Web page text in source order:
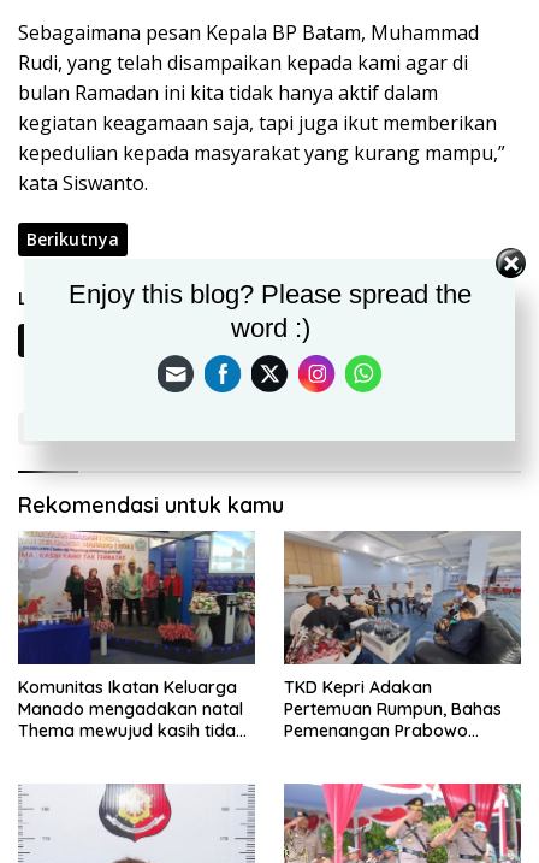
Sebagaimana pesan Kepala BP Batam, Muhammad
Rudi, yang telah disampaikan kepada kami agar di
bulan Ramadan ini kita tidak hanya aktif dalam
kegiatan keagamaan saja, tapi juga ikut memberikan
kepedulian kepada masyarakat yang kurang mampu,”
kata Siswanto.
Berikutnya
Laman:
Rekomendasi untuk kamu
Komunitas Ikatan Keluarga
Manado mengadakan natal
Thema mewujud kasih tidak
TKD Kepri Adakan
Pertemuan Rumpun, Bahas
Pemenangan Prabowo
Enjoy this blog? Please spread the
word :)